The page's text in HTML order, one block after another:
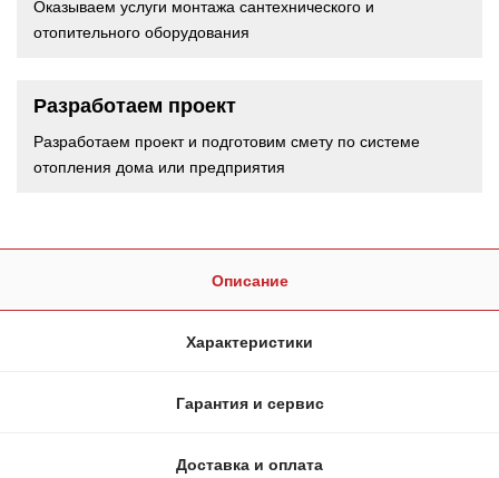
Оказываем услуги монтажа сантехнического и
отопительного оборудования
Разработаем проект
Разработаем проект и подготовим смету по системе
отопления дома или предприятия
Описание
Характеристики
Гарантия и сервис
Доставка и оплата